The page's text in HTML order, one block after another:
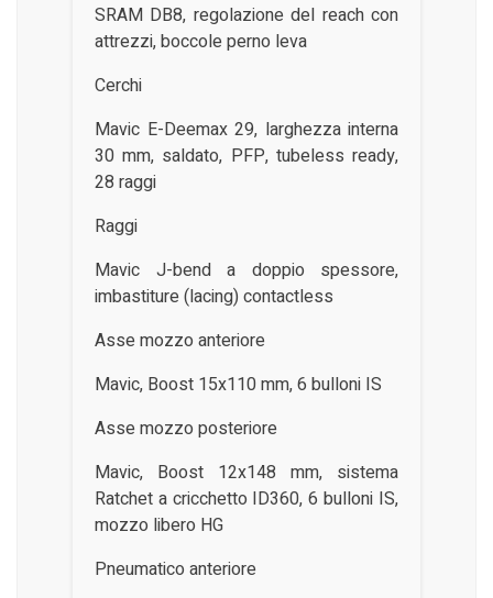
SRAM DB8, regolazione del reach con
attrezzi, boccole perno leva
Cerchi
Mavic E-Deemax 29, larghezza interna
30 mm, saldato, PFP, tubeless ready,
28 raggi
Raggi
Mavic J-bend a doppio spessore,
imbastiture (lacing) contactless
Asse mozzo anteriore
Mavic, Boost 15x110 mm, 6 bulloni IS
Asse mozzo posteriore
Mavic, Boost 12x148 mm, sistema
Ratchet a cricchetto ID360, 6 bulloni IS,
mozzo libero HG
Pneumatico anteriore